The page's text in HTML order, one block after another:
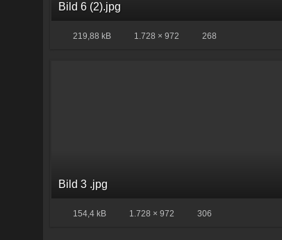
Bild 6 (2).jpg
219,88 kB 1.728 × 972 268
Bild 3 .jpg
154,4 kB 1.728 × 972 306